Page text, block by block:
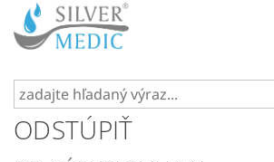
ODSTÚPIŤ